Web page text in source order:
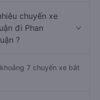
chuyến xe
đi Phan
?
7 chuyến xe bắt